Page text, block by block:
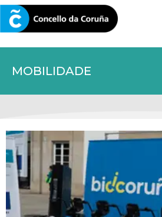
MOBILIDADE
CORUNA.GAL